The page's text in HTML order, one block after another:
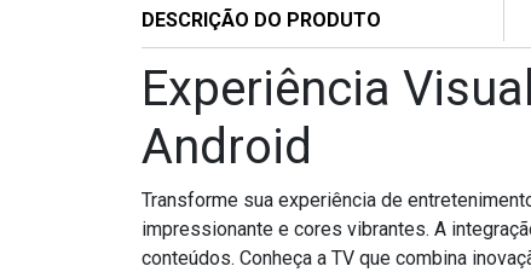
DESCRIÇÃO DO PRODUTO
Experiência
Android
Transforme sua experiência de
impressionante e cores vibrantes. A
conteúdos. Conheça a TV que combina